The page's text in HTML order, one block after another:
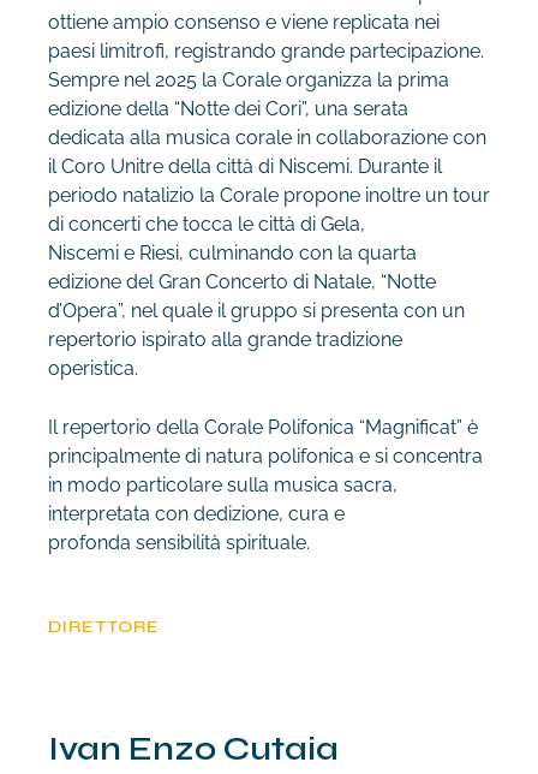
ottiene ampio consenso e viene replicata nei
paesi limitrofi, registrando grande partecipazione.
Sempre nel 2025 la Corale organizza la prima
edizione della “Notte dei Cori”, una serata
dedicata alla musica corale in collaborazione con
il Coro Unitre della città di Niscemi. Durante il
periodo natalizio la Corale propone inoltre un tour
di concerti che tocca le città di Gela,
Niscemi e Riesi, culminando con la quarta
edizione del Gran Concerto di Natale, “Notte
d’Opera”, nel quale il gruppo si presenta con un
repertorio ispirato alla grande tradizione
operistica.
Il repertorio della Corale Polifonica “Magnificat” è
principalmente di natura polifonica e si concentra
in modo particolare sulla musica sacra,
interpretata con dedizione, cura e
profonda sensibilità spirituale.
DIRETTORE
Ivan Enzo Cutaia